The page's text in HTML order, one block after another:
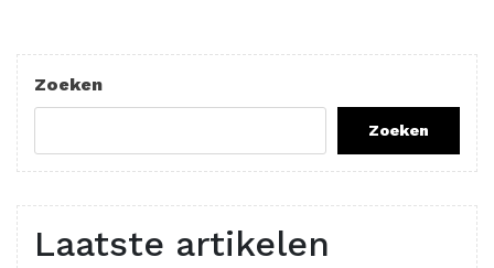
Zoeken
Zoeken
Laatste artikelen